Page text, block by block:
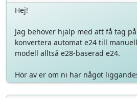
Hej!
Jag behöver hjälp med att få tag
konvertera automat e24 till
modell alltså e28-baserad e24.
Hör av er om ni har något